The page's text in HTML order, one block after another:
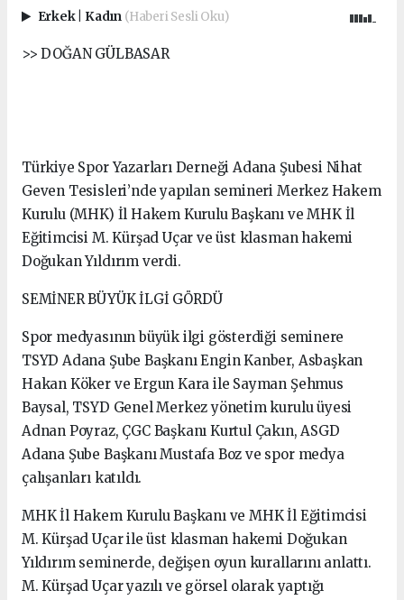
Erkek Kadın (Haberi Sesli Oku)
>> DOĞAN GÜLBASAR
Türkiye Spor Yazarları Derneği Adana Şubesi Nihat
Geven Tesisleri’nde yapılan semineri Merkez Hakem
Kurulu (MHK) İl Hakem Kurulu Başkanı ve MHK İl
Eğitimcisi M. Kürşad Uçar ve üst klasman hakemi
Doğukan Yıldırım verdi.
SEMİNER BÜYÜK İLGİ GÖRDÜ
Spor medyasının büyük ilgi gösterdiği seminere
TSYD Adana Şube Başkanı Engin Kanber, Asbaşkan
Hakan Köker ve Ergun Kara ile Sayman Şehmus
Baysal, TSYD Genel Merkez yönetim kurulu üyesi
Adnan Poyraz, ÇGC Başkanı Kurtul Çakın, ASGD
Adana Şube Başkanı Mustafa Boz ve spor medya
çalışanları katıldı.
MHK İl Hakem Kurulu Başkanı ve MHK İl Eğitimcisi
M. Kürşad Uçar ile üst klasman hakemi Doğukan
Yıldırım seminerde, değişen oyun kurallarını anlattı.
M. Kürşad Uçar yazılı ve görsel olarak yaptığı